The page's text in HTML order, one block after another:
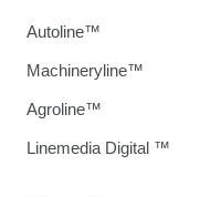
Autoline™
Machineryline™
Agroline™
Linemedia Digital ™